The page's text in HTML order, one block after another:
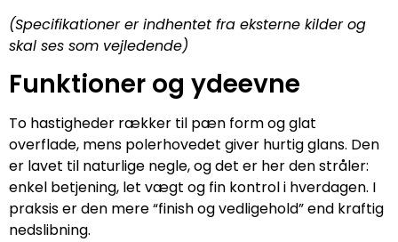
(Specifikationer er indhentet fra eksterne kilder og
skal ses som vejledende)
Funktioner og ydeevne
To hastigheder rækker til pæn form og glat
overflade, mens polerhovedet giver hurtig glans. Den
er lavet til naturlige negle, og det er her den stråler:
enkel betjening, let vægt og fin kontrol i hverdagen. I
praksis er den mere “finish og vedligehold” end kraftig
nedslibning.